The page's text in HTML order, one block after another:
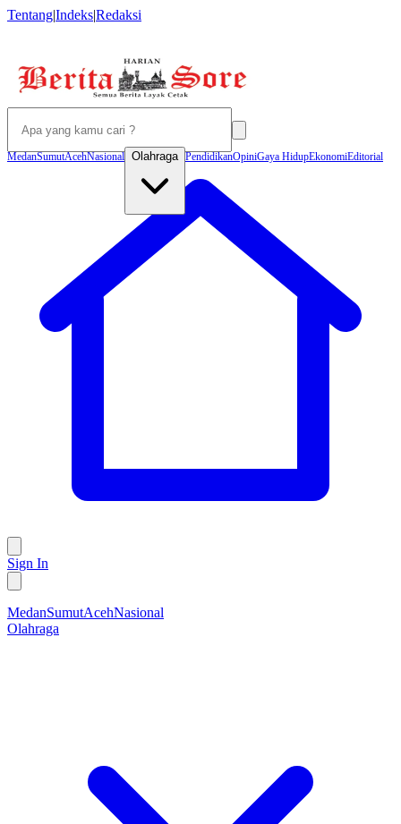
Tentang|Indeks|Redaksi
MedanSumutAcehNasional Olahraga PendidikanOpiniGaya HidupEkonomiEditorial
Sign In
MedanSumutAcehNasional
Olahraga